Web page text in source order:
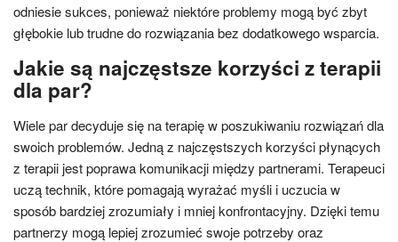
odniesie sukces, ponieważ niektóre problemy mogą być zbyt
głębokie lub trudne do rozwiązania bez dodatkowego wsparcia.
Jakie są najczęstsze korzyści z terapii
dla par?
Wiele par decyduje się na terapię w poszukiwaniu rozwiązań dla
swoich problemów. Jedną z najczęstszych korzyści płynących
z terapii jest poprawa komunikacji między partnerami. Terapeuci
uczą technik, które pomagają wyrażać myśli i uczucia w
sposób bardziej zrozumiały i mniej konfrontacyjny. Dzięki temu
partnerzy mogą lepiej zrozumieć swoje potrzeby oraz